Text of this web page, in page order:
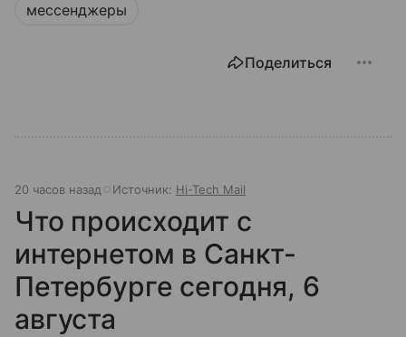
мессенджеры
Поделиться
20 часов назад Источник: Hi-Tech Mail
Что происходит с
интернетом в Санкт-
Петербурге сегодня, 6
августа